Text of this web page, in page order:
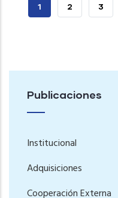
PÁGINA
1 PAGE
2 PAGE
3
Publicaciones
Institucional
Adquisiciones
Cooperación Externa